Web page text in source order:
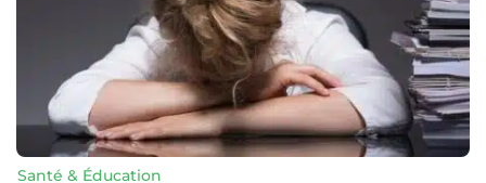
Santé & Éducation